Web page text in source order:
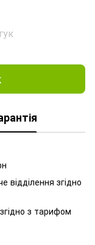
згідно
з тарифом